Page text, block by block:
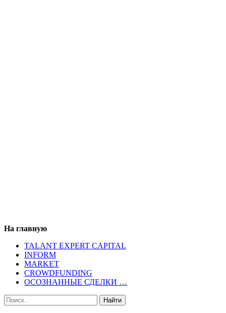
На главную
TALANT EXPERT CAPITAL
INFORM
MARKET
CROWDFUNDING
ОСОЗНАННЫЕ СДЕЛКИ …